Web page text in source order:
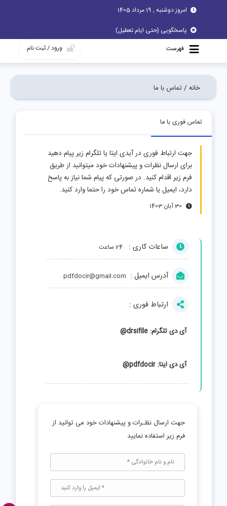
امروز دوشنبه , 19 مرداد 1405
پاسخگویی (حتی ایام تعطیل)
فهرست
ورود / ثبت نام
خانه / تماس با ما
تماس فوری با ما
جهت ارتباط فوری در آیدی ایتا یا تلگرام زیر پیام دهید
برای ارسال نظرات و پیشنهادات خود میتوانید از طریق
فرم زیر اقدام کنید. در صورتی که پیام شما نیاز به پاسخ
دارد، ایمیل یا شماره تماس خود را حتما وارد کنید.
30 آبان 1403
ساعات کاری : 24 ساعت
آدرس ایمیل : pdfdocir@gmail.com
ارتباط فوری :
آی دی تلگرام:drsifile@
آی دی ایتا:pdfdocir@
جهت ارسال نظـرات و پیشنهادات خود می توانید از
فرم زیر استفاده نمایید